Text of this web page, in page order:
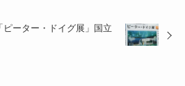
ーター・ドイグ展」国立